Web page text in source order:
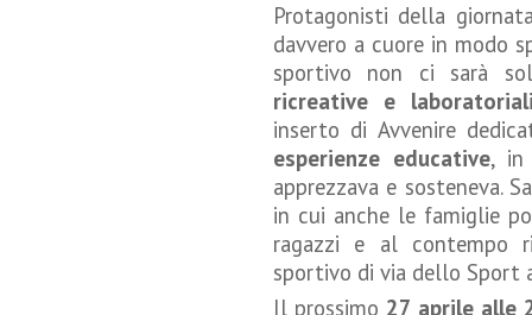
Protagonisti della
davvero a cuore in modo
sportivo non ci sarà
ricreative e
inserto di Avvenire
esperienze educative, in
apprezzava e sosteneva.
in cui anche le famiglie
ragazzi e al contempo
sportivo di via dello Sport
Il prossimo 27 aprile alle